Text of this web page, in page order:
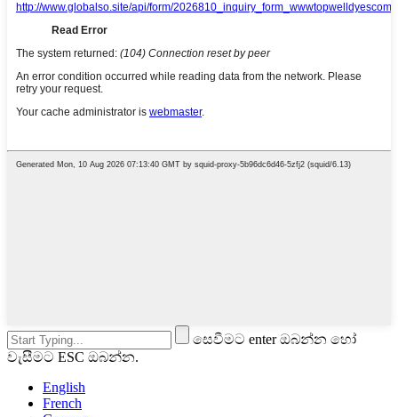
සෙවීමට enter ඔබන්න හෝ
වැසීමට ESC ඔබන්න.
English
French